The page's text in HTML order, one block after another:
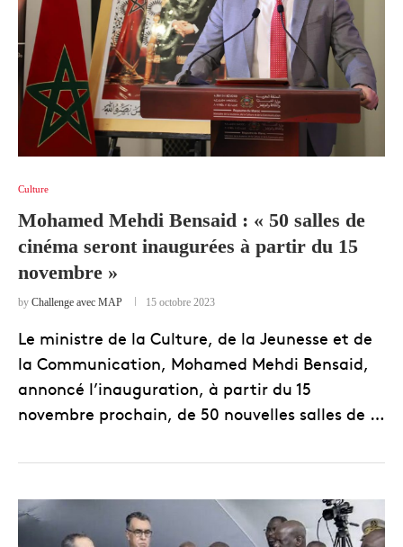
Culture
Mohamed Mehdi Bensaid : « 50 salles de
cinéma seront inaugurées à partir du 15
novembre »
by Challenge avec MAP 15 octobre 2023
Le ministre de la Culture, de la Jeunesse et de
la Communication, Mohamed Mehdi Bensaid,
annoncé l’inauguration, à partir du 15
novembre prochain, de 50 nouvelles salles de …